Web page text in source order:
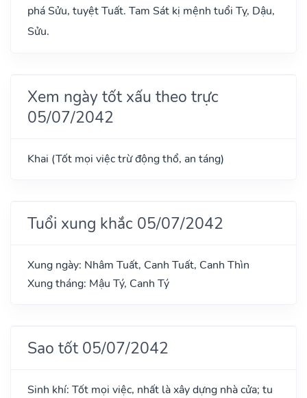
phá Sửu, tuyệt Tuất. Tam Sát kị mệnh tuổi Tỵ, Dậu,
Sửu.
Xem ngày tốt xấu theo trực
05/07/2042
Khai (Tốt mọi việc trừ động thổ, an táng)
Tuổi xung khắc 05/07/2042
Xung ngày: Nhâm Tuất, Canh Tuất, Canh Thìn
Xung tháng: Mậu Tý, Canh Tý
Sao tốt 05/07/2042
Sinh khí: Tốt mọi việc, nhất là xây dựng nhà cửa; tu